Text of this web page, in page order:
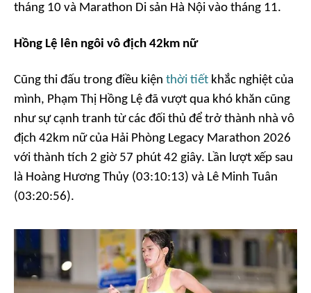
tháng 10 và Marathon Di sản Hà Nội vào tháng 11.
Hồng Lệ lên ngôi vô địch 42km nữ
Cũng thi đấu trong điều kiện thời tiết khắc nghiệt của
mình, Phạm Thị Hồng Lệ đã vượt qua khó khăn cũng
như sự cạnh tranh từ các đối thủ để trở thành nhà vô
địch 42km nữ của Hải Phòng Legacy Marathon 2026
với thành tích 2 giờ 57 phút 42 giây. Lần lượt xếp sau
là Hoàng Hương Thủy (03:10:13) và Lê Minh Tuân
(03:20:56).